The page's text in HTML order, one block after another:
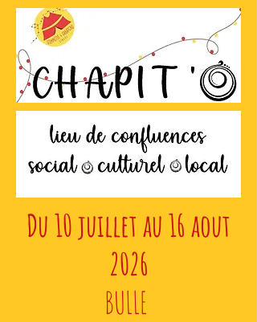
Du 10 juillet au 16 aout
2026
BULLE